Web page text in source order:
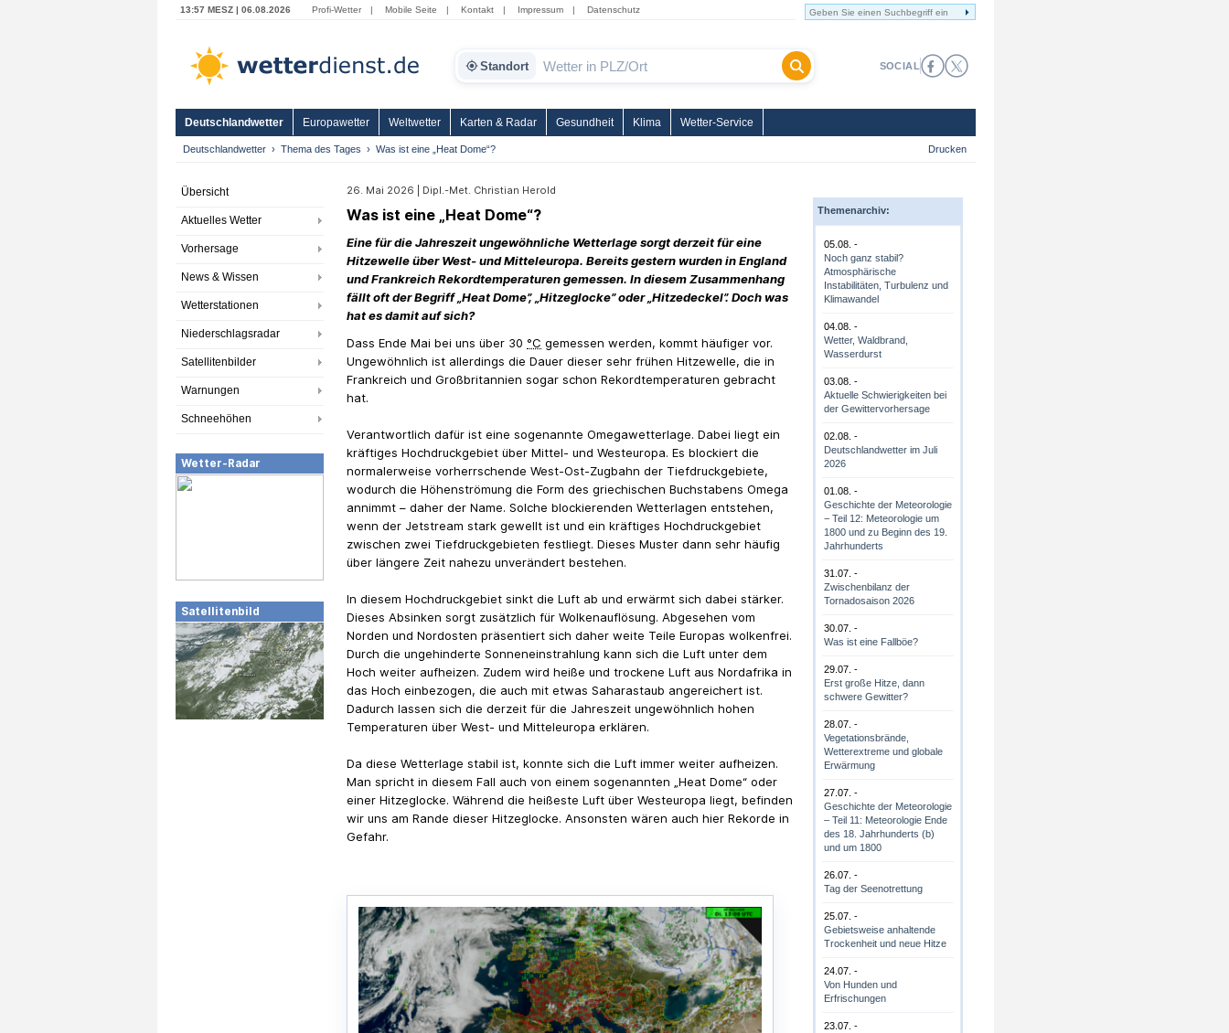
13:57 MESZ | 06.08.2026 Profi-Wetter | Mobile Seite | Kontakt | Impressum | Datenschutz
Standort SOCIAL
Deutschlandwetter Europawetter Weltwetter Karten & Radar Gesundheit Klima Wetter-Service
Deutschlandwetter Thema des Tages Was ist eine „Heat Dome“? Drucken
Übersicht
Aktuelles Wetter
Vorhersage
News & Wissen
Wetterstationen
Niederschlagsradar
Satellitenbilder
Warnungen
Schneehöhen
Wetter-Radar
Satellitenbild
26. Mai 2026 | Dipl.-Met. Christian Herold
Was ist eine „Heat Dome“?
Eine für die Jahreszeit ungewöhnliche Wetterlage sorgt derzeit für eine
Hitzewelle über West- und Mitteleuropa. Bereits gestern wurden in England
und Frankreich Rekordtemperaturen gemessen. In diesem Zusammenhang
fällt oft der Begriff „Heat Dome”, „Hitzeglocke” oder „Hitzedeckel”. Doch was
hat es damit auf sich?
Dass Ende Mai bei uns über 30 °C gemessen werden, kommt häufiger vor.
Ungewöhnlich ist allerdings die Dauer dieser sehr frühen Hitzewelle, die in
Frankreich und Großbritannien sogar schon Rekordtemperaturen gebracht
hat.
Verantwortlich dafür ist eine sogenannte Omegawetterlage. Dabei liegt ein
kräftiges Hochdruckgebiet über Mittel- und Westeuropa. Es blockiert die
normalerweise vorherrschende West-Ost-Zugbahn der Tiefdruckgebiete,
wodurch die Höhenströmung die Form des griechischen Buchstabens Omega
annimmt – daher der Name. Solche blockierenden Wetterlagen entstehen,
wenn der Jetstream stark gewellt ist und ein kräftiges Hochdruckgebiet
zwischen zwei Tiefdruckgebieten festliegt. Dieses Muster dann sehr häufig
über längere Zeit nahezu unverändert bestehen.
In diesem Hochdruckgebiet sinkt die Luft ab und erwärmt sich dabei stärker.
Dieses Absinken sorgt zusätzlich für Wolkenauflösung. Abgesehen vom
Norden und Nordosten präsentiert sich daher weite Teile Europas wolkenfrei.
Durch die ungehinderte Sonneneinstrahlung kann sich die Luft unter dem
Hoch weiter aufheizen. Zudem wird heiße und trockene Luft aus Nordafrika in
das Hoch einbezogen, die auch mit etwas Saharastaub angereichert ist.
Dadurch lassen sich die derzeit für die Jahreszeit ungewöhnlich hohen
Temperaturen über West- und Mitteleuropa erklären.
Da diese Wetterlage stabil ist, konnte sich die Luft immer weiter aufheizen.
Man spricht in diesem Fall auch von einem sogenannten „Heat Dome“ oder
einer Hitzeglocke. Während die heißeste Luft über Westeuropa liegt, befinden
wir uns am Rande dieser Hitzeglocke. Ansonsten wären auch hier Rekorde in
Gefahr.
Themenarchiv:
05.08. -
Noch ganz stabil?
Atmosphärische
Instabilitäten, Turbulenz und
Klimawandel
04.08. -
Wetter, Waldbrand,
Wasserdurst
03.08. -
Aktuelle Schwierigkeiten bei
der Gewittervorhersage
02.08. -
Deutschlandwetter im Juli
2026
01.08. -
Geschichte der Meteorologie
− Teil 12: Meteorologie um
1800 und zu Beginn des 19.
Jahrhunderts
31.07. -
Zwischenbilanz der
Tornadosaison 2026
30.07. -
Was ist eine Fallböe?
29.07. -
Erst große Hitze, dann
schwere Gewitter?
28.07. -
Vegetationsbrände,
Wetterextreme und globale
Erwärmung
27.07. -
Geschichte der Meteorologie
– Teil 11: Meteorologie Ende
des 18. Jahrhunderts (b)
und um 1800
26.07. -
Tag der Seenotrettung
25.07. -
Gebietsweise anhaltende
Trockenheit und neue Hitze
24.07. -
Von Hunden und
Erfrischungen
23.07. -